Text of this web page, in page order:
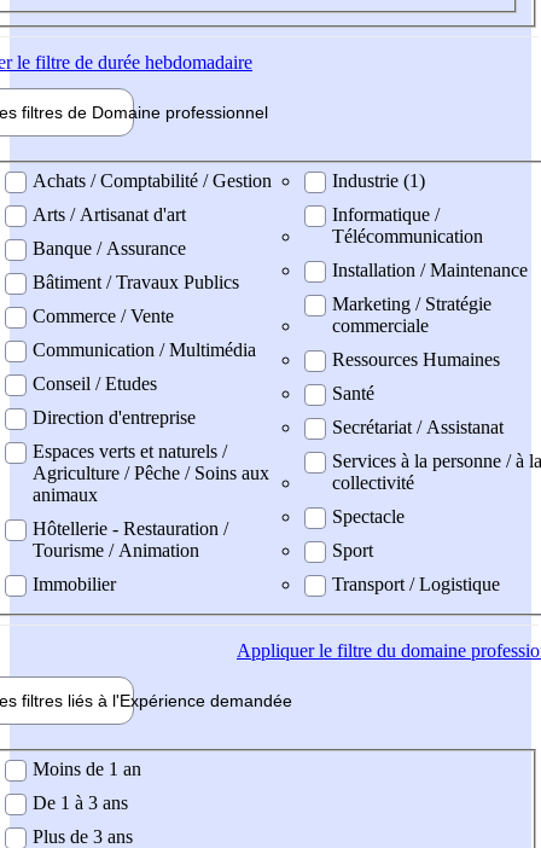
le filtre de durée hebdomadaire
filtres de Domaine professionnel
professionel
Achats / Comptabilité / Gestion
Arts / Artisanat d'art
Banque / Assurance
Bâtiment / Travaux Publics
Commerce / Vente
Communication / Multimédia
Conseil / Etudes
Direction d'entreprise
Espaces verts et naturels /
Agriculture / Pêche / Soins aux
animaux
Hôtellerie - Restauration /
Tourisme / Animation
Immobilier
Industrie (1)
Informatique /
Télécommunication
Installation / Maintenance
Marketing / Stratégie
commerciale
Ressources Humaines
Santé
Secrétariat / Assistanat
Services à la personne / à la
collectivité
Spectacle
Sport
Transport / Logistique
Appliquerle filtre du domaine
filtres liés à l'Expérience demandée
demandée
Moins de 1 an
De 1 à 3 ans
Plus de 3 ans